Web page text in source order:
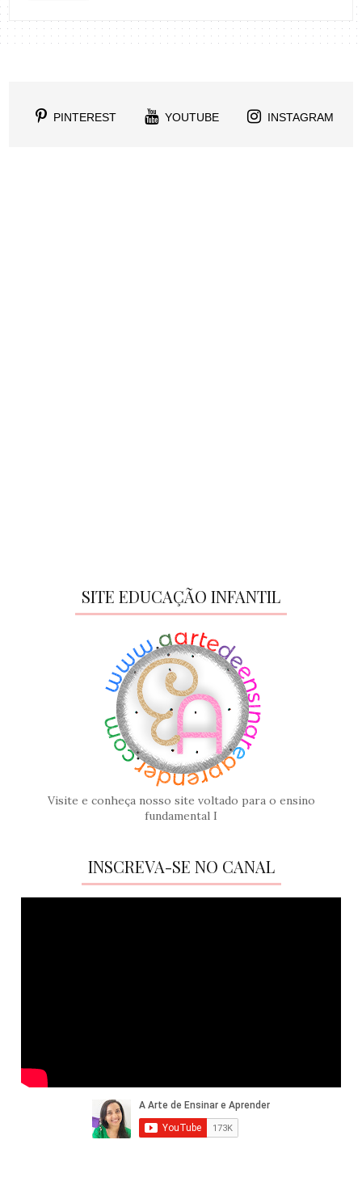
PINTEREST YOUTUBE INSTAGRAM
SITE EDUCAÇÃO INFANTIL
Visite e conheça nosso site voltado para o ensino
fundamental I
INSCREVA-SE NO CANAL